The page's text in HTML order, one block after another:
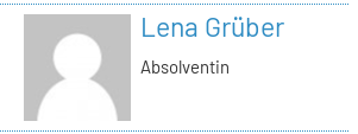
Lena Grüber
Absolventin